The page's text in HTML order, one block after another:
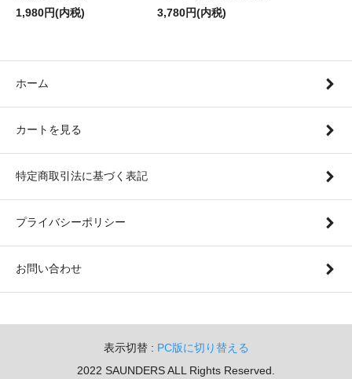
1,980円(内税) 3,780円(内税)
ホーム
カートを見る
特定商取引法に基づく表記
プライバシーポリシー
お問い合わせ
表示切替 : PC版に切り替える
2022 SAUNDERS ALL Rights Reserved.